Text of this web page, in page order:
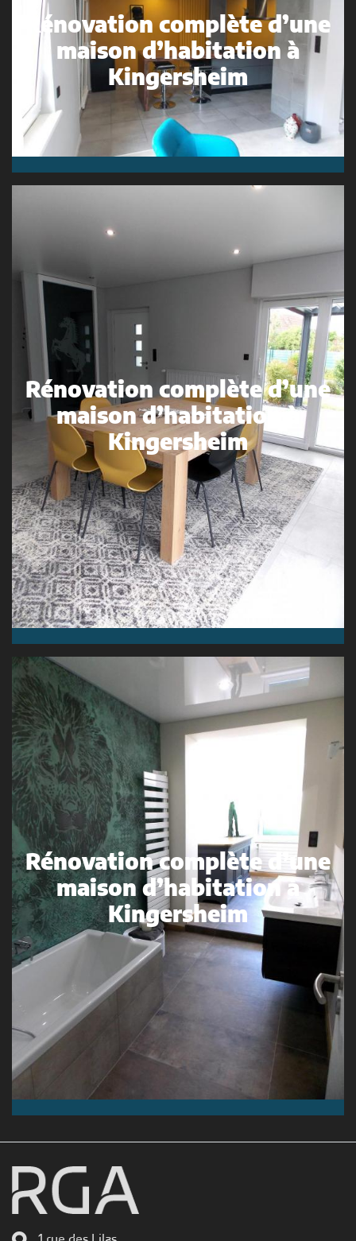
Rénovation complète d’une
maison d’habitation à
Kingersheim
Rénovation complète d’une
maison d’habitation à
Kingersheim
Rénovation complète d’une
maison d’habitation à
Kingersheim